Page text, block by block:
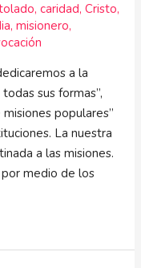
,caridad,Cristo,
,misionero,
a la
sus formas”,
populares”
La nuestra
a las misiones.
medio de los